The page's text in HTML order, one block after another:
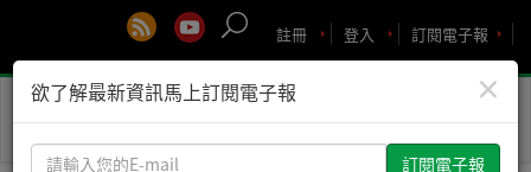
訂閱電子報
登入
註冊
Toggle
×
欲了解最新資訊馬上訂閱電子報
請